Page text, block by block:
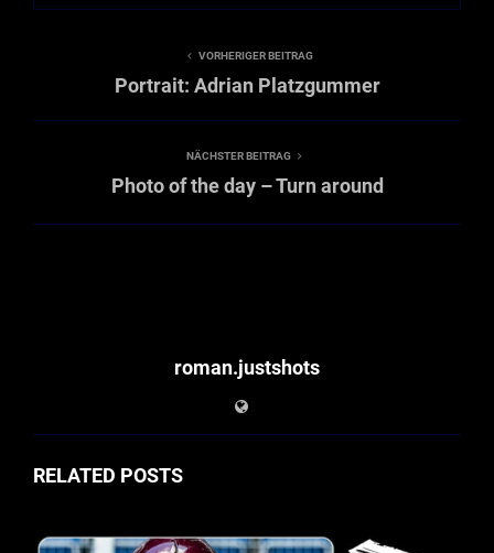
VORHERIGER BEITRAG
Portrait: Adrian Platzgummer
NÄCHSTER BEITRAG
Photo of the day – Turn around
roman.justshots
RELATED POSTS